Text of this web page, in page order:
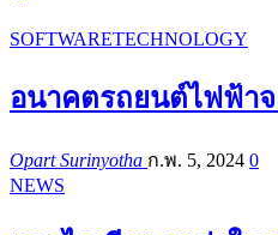
SOFTWARETECHNOLOGY
อนาคตรถยนต์ไฟฟ้าจ
Opart Surinyotha ก.พ. 5, 2024 0
NEWS